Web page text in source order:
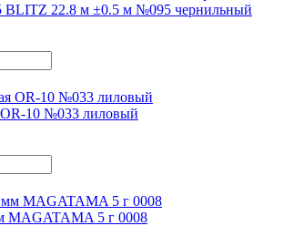
BLITZ 22.8 м ±0.5 м №095 чернильный
OR-10 №033 лиловый
MAGATAMA 5 г 0008